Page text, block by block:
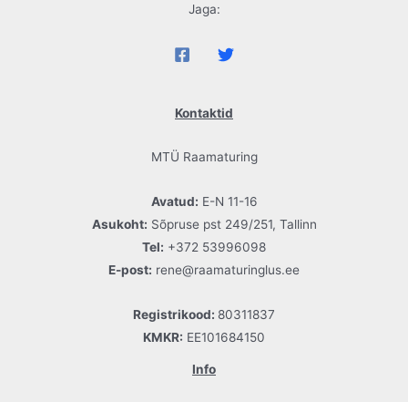
Jaga:
Kontaktid
MTÜ Raamaturing
Avatud: E-N 11-16
Asukoht: Sõpruse pst 249/251, Tallinn
Tel: +372 53996098
E-post: rene@raamaturinglus.ee
Registrikood: 80311837
KMKR: EE101684150
Info